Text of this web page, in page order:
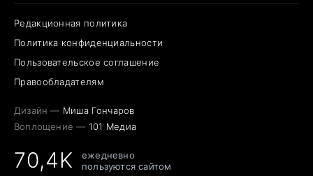
Редакционная политика
Политика конфиденциальности
Пользовательское соглашение
Правообладателям
Дизайн — Миша Гончаров
Воплощение — 101 Медиа
70,4K
ежедневно
пользуются сайтом